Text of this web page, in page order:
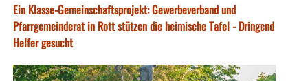
Ein Klasse-Gemeinschaftsprojekt: Gewerbeverband und
Pfarrgemeinderat in Rott stützen die heimische Tafel - Dringend
Helfer gesucht